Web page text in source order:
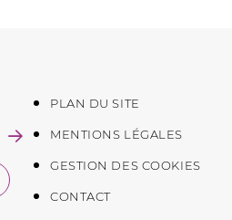
PLAN DU SITE
MENTIONS LÉGALES
GESTION DES COOKIES
CONTACT